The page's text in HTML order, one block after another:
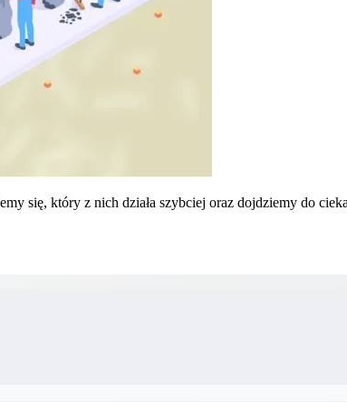
się, który z nich działa szybciej oraz dojdziemy do